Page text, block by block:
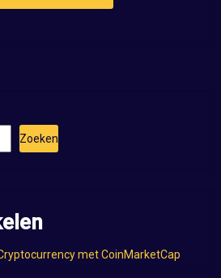
Zoeken
met CoinMarketCap